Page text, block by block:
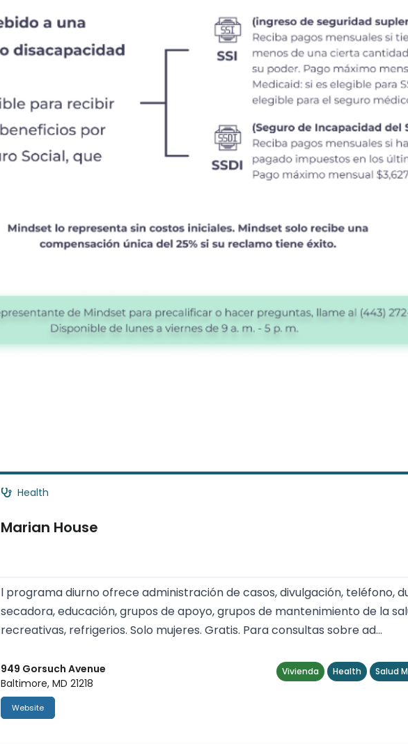
Health
Marian House
l programa diurno ofrece administración de casos, divulgación, teléfono,
secadora, educación, grupos de apoyo, grupos de mantenimiento de la
recreativas, refrigerios. Solo mujeres. Gratis. Para consultas sobre ad...
949 Gorsuch Avenue
Baltimore, MD 21218
Website
Vivienda Health Salud